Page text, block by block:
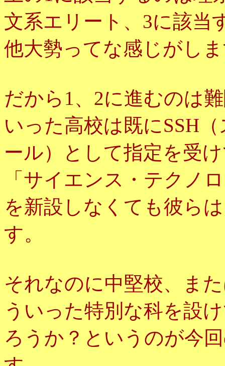
文系エリート、3に該当
他大勢ってな感じがし
だから1、2に進むのは
いった高校は既にSSH
ール）として指定を受
「サイエンス・テクノ
を新設しなくても彼ら
す。
それなのに中堅校、ま
ういった特別な科を設
ろうか？というのが今